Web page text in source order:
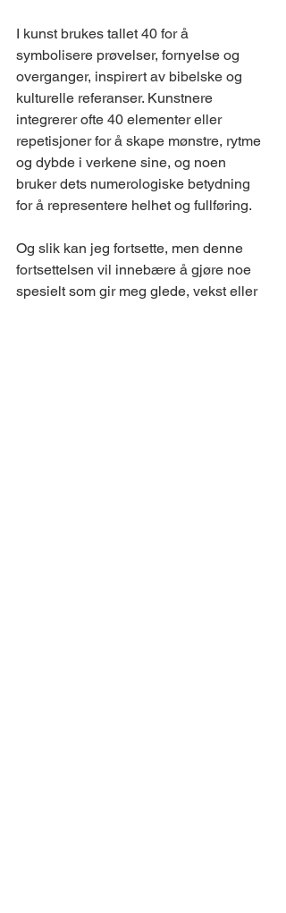
I kunst brukes tallet 40 for å
symbolisere prøvelser, fornyelse og
overganger, inspirert av bibelske og
kulturelle referanser. Kunstnere
integrerer ofte 40 elementer eller
repetisjoner for å skape mønstre, rytme
og dybde i verkene sine, og noen
bruker dets numerologiske betydning
for å representere helhet og fullføring.
Og slik kan jeg fortsette, men denne
fortsettelsen vil innebære å gjøre noe
spesielt som gir meg glede, vekst eller